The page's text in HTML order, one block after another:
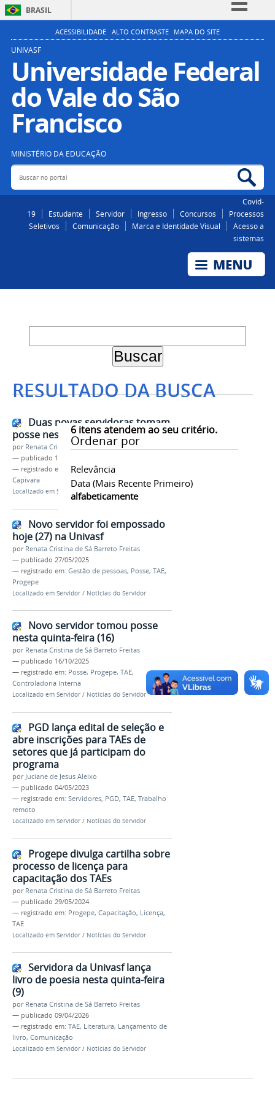
BRASIL
Simplifique!
Participe
Acesso à informação
Legislação
ACESSIBILIDADE ALTO CONTRASTE MAPA DO SITE
UNIVASF
Universidade Federal
do Vale do São
Francisco
MINISTÉRIO DA EDUCAÇÃO
Buscar no portal
Covid-
19
Estudante Servidor Ingresso Concursos
Processos
Seletivos
Comunicação Marca e Identidade Visual
Acesso a
sistemas
RESULTADO DA BUSCA
6itens atendem ao seu critério.
Ordenar por
Relevância
Data (mais Recente Primeiro)
alfabeticamente
Duas novas servidoras tomam
posse nesta segunda-feira (15)
por Renata Cristina de Sá Barreto Freitas
— publicado 15/12/2025
— registrado em:
Posse,TAE,Campus Serra da
Capivara
Localizado em Servidor Notícias do Servidor
Novo servidor foi empossado
hoje (27) na Univasf
por Renata Cristina de Sá Barreto Freitas
— publicado 27/05/2025
— registrado em: Gestão de pessoas, Posse, TAE,
Progepe
Localizado em Servidor / Notícias do Servidor
Novo servidor tomou posse
nesta quinta-feira (16)
por Renata Cristina de Sá Barreto Freitas
— publicado 16/10/2025
— registrado em: Posse, Progepe, TAE,
Controladoria Interna
Localizado em Servidor / Notícias do Servidor
PGD lança edital de seleção e
abre inscrições para TAEs de
setores que já participam do
programa
por Juciane de Jesus Aleixo
— publicado 04/05/2023
— registrado em: Servidores, PGD, TAE, Trabalho
remoto
Localizado em Servidor / Notícias do Servidor
Progepe divulga cartilha sobre
processo de licença para
capacitação dos TAEs
por Renata Cristina de Sá Barreto Freitas
— publicado 29/05/2024
— registrado em: Progepe, Capacitação, Licença,
TAE
Localizado em Servidor / Notícias do Servidor
Servidora da Univasf lança
livro de poesia nesta quinta-feira
(9)
por Renata Cristina de Sá Barreto Freitas
— publicado 09/04/2026
— registrado em: TAE, Literatura, Lançamento de
livro, Comunicação
Localizado em Servidor / Notícias do Servidor